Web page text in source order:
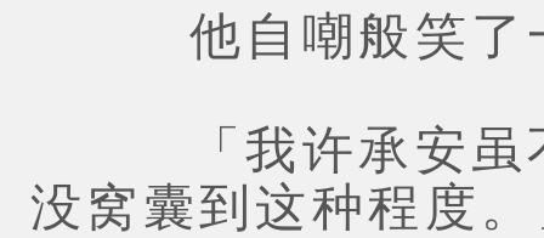
他自嘲般笑了
「我许承安虽不
没窝囊到这种程度